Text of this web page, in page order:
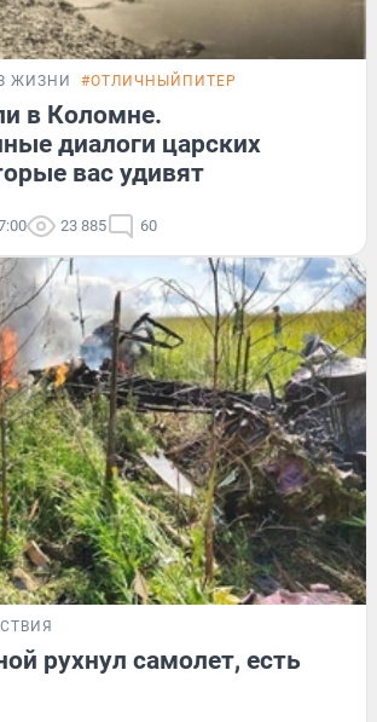
ЖИЗНИ #ОТЛИЧНЫЙПИТЕР
в Коломне.
диалоги царских
вас удивят
23 885 60
рухнул самолет, есть